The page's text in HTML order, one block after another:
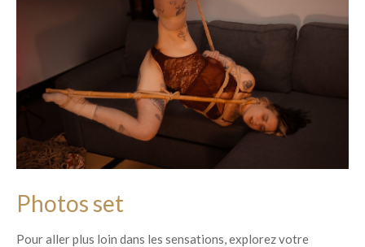
Photos set
Pour aller plus loin dans les sensations, explorez votre